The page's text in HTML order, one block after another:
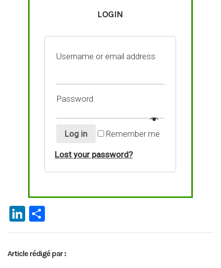
LOGIN
Username or email address
Password
Log in Remember me
Lost your password?
Li
n
ke
dI
ar
ta
g
Article rédigé par :